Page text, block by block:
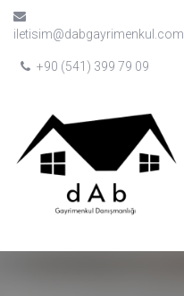
iletisim@dabgayrimenkul.com
+90 (541) 399 79 09